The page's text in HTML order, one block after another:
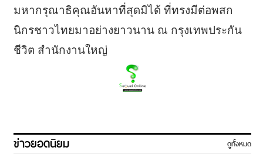
มหากรุณาธิคุณอันหาที่สุดมิได้ ที่ทรงมีต่อพสก
นิกรชาวไทยมาอย่างยาวนาน ณ กรุงเทพประกัน
ชีวิต สำนักงานใหญ่
ข่าวยอดนิยม ดูทั้งหมด